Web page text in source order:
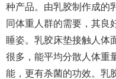
种产品。由乳胶制作成的
同体重人群的需要，其良
睡姿。乳胶床垫接触人体
很多，能平均分散人体重
能，更有杀菌的功效。乳